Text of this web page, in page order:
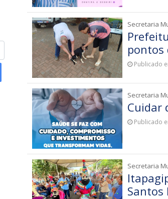
Secretaria
pontos
Publicado
Secretaria
Cuidar
Publicado
Secretaria
Santos